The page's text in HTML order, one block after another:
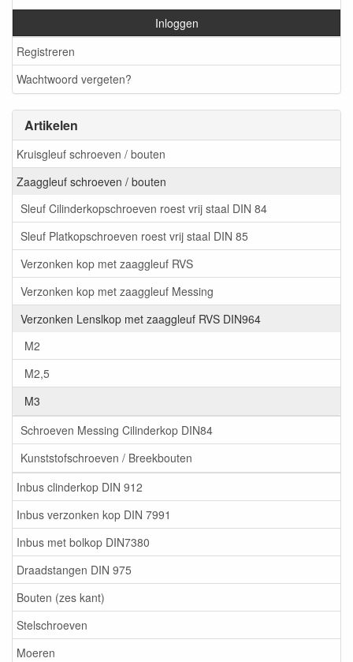
Inloggen
Registreren
Wachtwoord vergeten?
Artikelen
Kruisgleuf schroeven / bouten
Zaaggleuf schroeven / bouten
Sleuf Cilinderkopschroeven roest vrij staal DIN 84
Sleuf Platkopschroeven roest vrij staal DIN 85
Verzonken kop met zaaggleuf RVS
Verzonken kop met zaaggleuf Messing
Verzonken Lenslkop met zaaggleuf RVS DIN964
M2
M2,5
M3
Schroeven Messing Cilinderkop DIN84
Kunststofschroeven / Breekbouten
Inbus clinderkop DIN 912
Inbus verzonken kop DIN 7991
Inbus met bolkop DIN7380
Draadstangen DIN 975
Bouten (zes kant)
Stelschroeven
Moeren